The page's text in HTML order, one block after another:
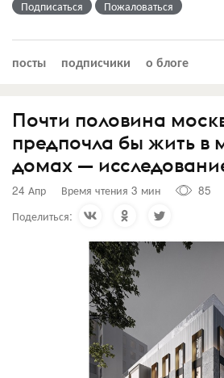
Подписаться Пожаловаться
посты подписчики о блоге
Почти половина
предпочла бы жить в
домах —
24 Апр Время чтения 3 мин
85
Поделиться: